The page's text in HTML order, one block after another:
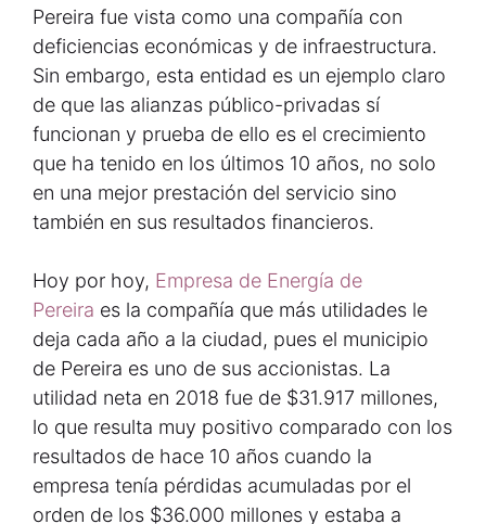
Pereira fue vista como una compañía con
deficiencias económicas y de infraestructura.
Sin embargo, esta entidad es un ejemplo claro
de que las alianzas público-privadas sí
funcionan y prueba de ello es el crecimiento
que ha tenido en los últimos 10 años, no solo
en una mejor prestación del servicio sino
también en sus resultados financieros.
Hoy por hoy, Empresa de Energía de
Pereira es la compañía que más utilidades le
deja cada año a la ciudad, pues el municipio
de Pereira es uno de sus accionistas. La
utilidad neta en 2018 fue de $31.917 millones,
lo que resulta muy positivo comparado con los
resultados de hace 10 años cuando la
empresa tenía pérdidas acumuladas por el
orden de los $36.000 millones y estaba a